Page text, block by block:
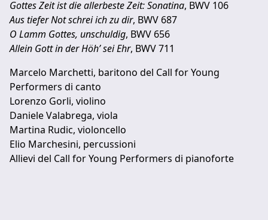
Gottes Zeit ist die allerbeste Zeit: Sonatina, BWV 106
Aus tiefer Not schrei ich zu dir, BWV 687
O Lamm Gottes, unschuldig, BWV 656
Allein Gott in der Höh’ sei Ehr, BWV 711
Marcelo Marchetti, baritono del Call for Young
Performers di canto
Lorenzo Gorli, violino
Daniele Valabrega, viola
Martina Rudic, violoncello
Elio Marchesini, percussioni
Allievi del Call for Young Performers di pianoforte